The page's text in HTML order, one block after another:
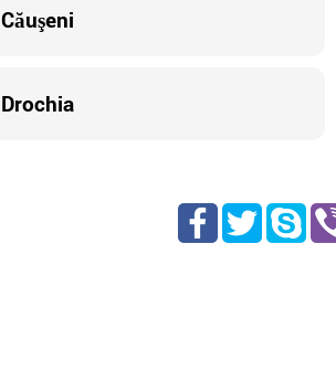
Căuşeni
Drochia